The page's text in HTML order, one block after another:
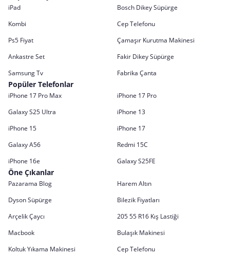
iPad
Bosch Dikey Süpürge
Kombi
Cep Telefonu
Ps5 Fiyat
Çamaşır Kurutma Makinesi
Ankastre Set
Fakir Dikey Süpürge
Samsung Tv
Fabrika Çanta
Popüler Telefonlar
iPhone 17 Pro Max
iPhone 17 Pro
Galaxy S25 Ultra
iPhone 13
iPhone 15
iPhone 17
Galaxy A56
Redmi 15C
iPhone 16e
Galaxy S25FE
Öne Çıkanlar
Pazarama Blog
Harem Altın
Dyson Süpürge
Bilezik Fiyatları
Arçelik Çaycı
205 55 R16 Kış Lastiği
Macbook
Bulaşık Makinesi
Koltuk Yıkama Makinesi
Cep Telefonu